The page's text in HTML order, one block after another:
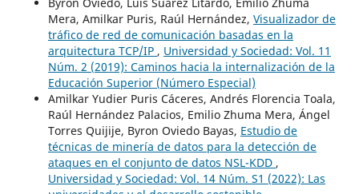
Mera, Amilkar Puris, Raúl Hernández, Visualizador de
tráfico de red de comunicación basadas en la
arquitectura TCP/IP , Universidad y Sociedad: Vol. 11
Núm. 2 (2019): Caminos hacia la internalización de la
Educación Superior (Número Especial)
Amilkar Yudier Puris Cáceres, Andrés Florencia Toala,
Raúl Hernández Palacios, Emilio Zhuma Mera, Ángel
Torres Quijije, Byron Oviedo Bayas, Estudio de
técnicas de minería de datos para la detección de
ataques en el conjunto de datos NSL-KDD ,
Universidad y Sociedad: Vol. 14 Núm. S1 (2022): Las